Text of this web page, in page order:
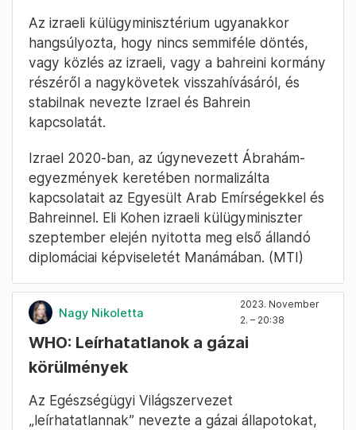
Az izraeli külügyminisztérium ugyanakkor
hangsúlyozta, hogy nincs semmiféle döntés,
vagy közlés az izraeli, vagy a bahreini kormány
részéről a nagykövetek visszahívásáról, és
stabilnak nevezte Izrael és Bahrein
kapcsolatát.
Izrael 2020-ban, az úgynevezett Ábrahám-
egyezmények keretében normalizálta
kapcsolatait az Egyesült Arab Emírségekkel és
Bahreinnel. Eli Kohen izraeli külügyminiszter
szeptember elején nyitotta meg első állandó
diplomáciai képviseletét Manámában. (MTI)
Nagy Nikoletta
2023. November
2. – 20:38
WHO: Leírhatatlanok a gázai
körülmények
Az Egészségügyi Világszervezet
„leírhatatlannak” nevezte a gázai állapotokat,